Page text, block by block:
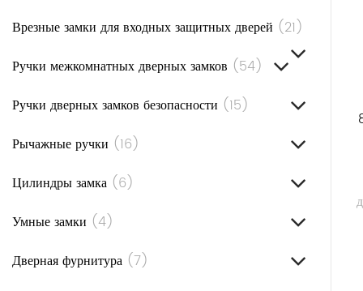
Врезные замки для входных защитных дверей (21)
Ручки межкомнатных дверных замков (54)
Ручки дверных замков безопасности (15)
Рычажные ручки (16)
Цилиндры замка (6)
Умные замки (4)
Дверная фурнитура (7)